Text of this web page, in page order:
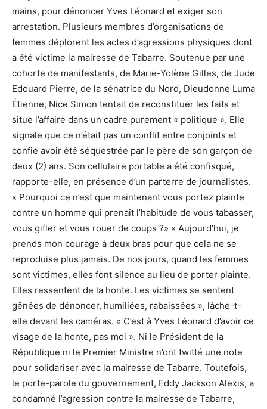
mains, pour dénoncer Yves Léonard et exiger son
arrestation. Plusieurs membres d’organisations de
femmes déplorent les actes d’agressions physiques dont
a été victime la mairesse de Tabarre. Soutenue par une
cohorte de manifestants, de Marie-Yolène Gilles, de Jude
Edouard Pierre, de la sénatrice du Nord, Dieudonne Luma
Étienne, Nice Simon tentait de reconstituer les faits et
situe l’affaire dans un cadre purement « politique ». Elle
signale que ce n’était pas un conflit entre conjoints et
confie avoir été séquestrée par le père de son garçon de
deux (2) ans. Son cellulaire portable a été confisqué,
rapporte-elle, en présence d’un parterre de journalistes.
« Pourquoi ce n’est que maintenant vous portez plainte
contre un homme qui prenait l’habitude de vous tabasser,
vous gifler et vous rouer de coups ?» « Aujourd’hui, je
prends mon courage à deux bras pour que cela ne se
reproduise plus jamais. De nos jours, quand les femmes
sont victimes, elles font silence au lieu de porter plainte.
Elles ressentent de la honte. Les victimes se sentent
gênées de dénoncer, humiliées, rabaissées », lâche-t-
elle devant les caméras. « C’est à Yves Léonard d’avoir ce
visage de la honte, pas moi ». Ni le Président de la
République ni le Premier Ministre n’ont twitté une note
pour solidariser avec la mairesse de Tabarre. Toutefois,
le porte-parole du gouvernement, Eddy Jackson Alexis, a
condamné l’agression contre la mairesse de Tabarre,